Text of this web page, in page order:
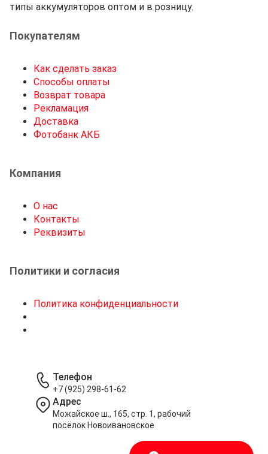
типы аккумуляторов оптом и в розницу.
Покупателям
Как сделать заказ
Способы оплаты
Возврат товара
Рекламация
Доставка
Фотобанк АКБ
Компания
О нас
Контакты
Реквизиты
Политики и согласия
Политика конфиденциальности
Телефон
+7 (925) 298-61-62
Адрес
Можайское ш., 165, стр. 1, рабочий
посёлок Новоивановское